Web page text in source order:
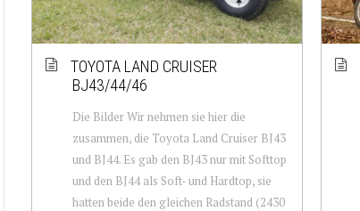
TOYOTA LAND CRUISER
BJ43/44/46
Die Bilder Wir nehmen sie hier die
zusammen, die Toyota Land Cruiser BJ43
und BJ44. Es gab den BJ43 nur mit Softtop
und den BJ44 als Soft- und Hardtop, sie
hatten beide den gleichen Radstand (2430